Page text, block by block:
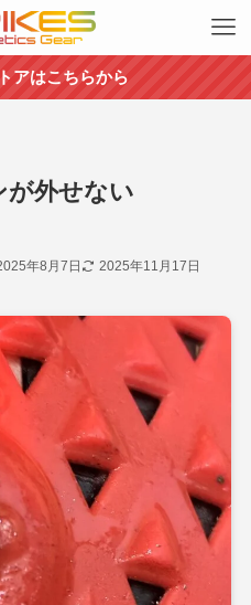
アはこちらから
が外せない
年8月7日 2025年11月17日